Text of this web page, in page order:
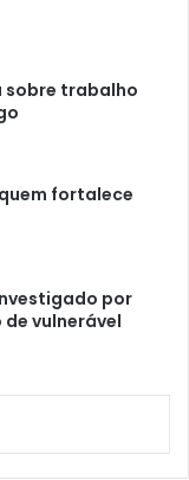
sobre trabalho
fortalece
por
vulnerável